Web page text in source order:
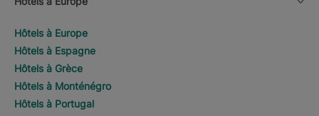
Hôtels à Europe
Hôtels à Espagne
Hôtels à Grèce
Hôtels à Monténégro
Hôtels à Portugal